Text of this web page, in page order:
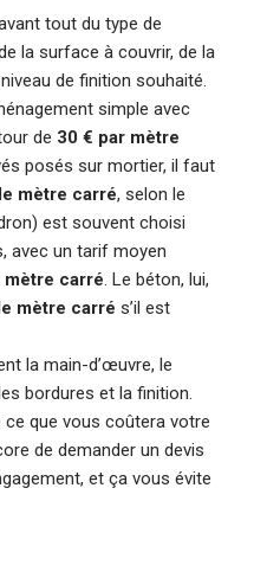
tout du type de
la surface à couvrir, de la
de finition souhaité.
simple avec
de 30 € par mètre
posés sur mortier, il faut
mètre carré, selon le
est souvent choisi
avec un tarif moyen
mètre carré. Le béton, lui,
mètre carré s’il est
la main-d’œuvre, le
bordures et la finition.
ce que vous coûtera votre
de demander un devis
et ça vous évite